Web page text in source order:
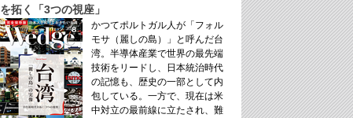
を拓く「3つの視座」
かつてポルトガル人が「フォル
モサ（麗しの島）」と呼んだ台
湾。半導体産業で世界の最先端
技術をリードし、日本統治時代
の記憶も、歴史の一部として内
包している。一方で、現在は米
中対立の最前線に立たされ、難